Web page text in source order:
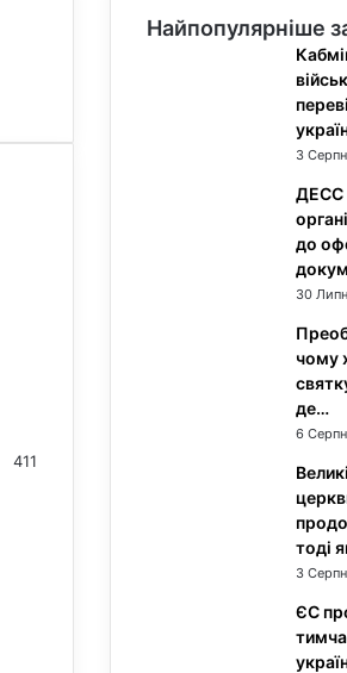
411
Найпопулярніше
3
ДЕСС
до
30
чому
де…
6
тоді
3
ЄС